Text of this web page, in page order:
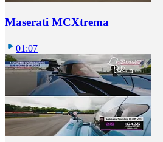
Maserati MCXtrema
01:07